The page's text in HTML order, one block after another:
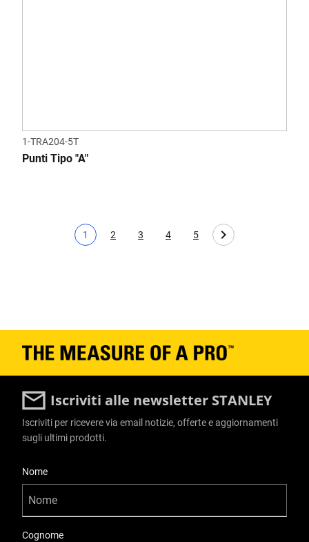
1-TRA204-5T
Punti Tipo "A"
Pagina corrente
1
Page
2
Page
3
Page
4
Page
5
Iscriviti alle newsletter STANLEY
Iscriviti per ricevere via email notizie, offerte e aggiornamenti
sugli ultimi prodotti.
Nome
Cognome